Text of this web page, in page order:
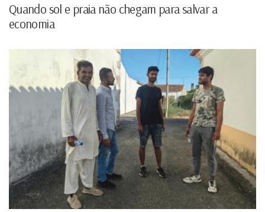
Quando sol e praia não chegam para salvar a
economia